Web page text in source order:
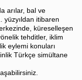
arılar, bal ve
yüzyıldan itibaren
küreselleşen
tehditler, iklim
eylemi konuları
Türkçe simültane